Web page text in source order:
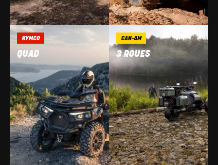
KYMCO
QUAD
CAN-AM
3 ROUES